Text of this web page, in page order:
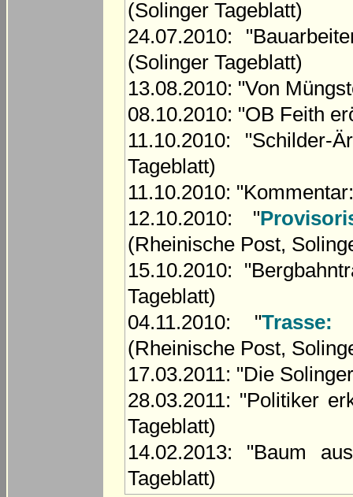
(Solinger Tageblatt)
24.07.2010:
(Solinger Tageblatt)
13.08.2010: "Von
08.10.2010: "OB Feith
11.10.2010: "Schilder-
Tageblatt)
11.10.2010:
12.10.2010: "
(Rheinische Post,
15.10.2010:
Tageblatt)
04.11.2010: "
(Rheinische Post,
17.03.2011: "Die
28.03.2011: "Politiker
Tageblatt)
14.02.2013: "Baum
Tageblatt)